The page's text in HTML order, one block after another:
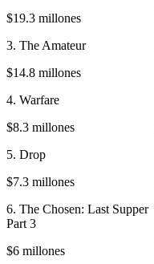
$19.3 millones
3. The Amateur
$14.8 millones
4. Warfare
$8.3 millones
5. Drop
$7.3 millones
6. The Chosen: Last Supper
Part 3
$6 millones